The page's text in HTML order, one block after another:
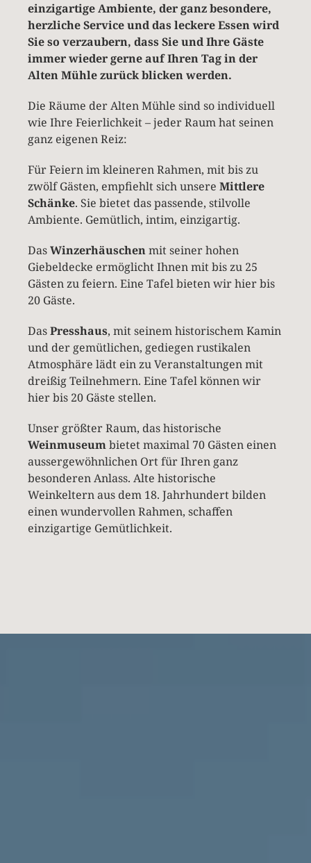
einzigartige Ambiente, der ganz besondere,
herzliche Service und das leckere Essen wird
Sie so verzaubern, dass Sie und Ihre Gäste
immer wieder gerne auf Ihren Tag in der
Alten Mühle zurück blicken werden.
Die Räume der Alten Mühle sind so individuell
wie Ihre Feierlichkeit – jeder Raum hat seinen
ganz eigenen Reiz:
Für Feiern im kleineren Rahmen, mit bis zu
zwölf Gästen, empfiehlt sich unsere Mittlere
Schänke. Sie bietet das passende, stilvolle
Ambiente. Gemütlich, intim, einzigartig.
DasWinzerhäuschenmit seiner hohen
Giebeldecke ermöglicht Ihnen mit bis zu 25
Gästen zu feiern. Eine Tafel bieten wir hier bis
20 Gäste.
DasPresshaus, mit seinem historischem Kamin
und der gemütlichen, gediegen rustikalen
Atmosphäre lädt ein zu Veranstaltungen mit
dreißig Teilnehmern. Eine Tafel können wir
hier bis 20 Gäste stellen.
Unser größter Raum, das historische
Weinmuseumbietet maximal 70 Gästen einen
aussergewöhnlichen Ort für Ihren ganz
besonderen Anlass. Alte historische
Weinkeltern aus dem 18. Jahrhundert bilden
einen wundervollen Rahmen, schaffen
einzigartige Gemütlichkeit.